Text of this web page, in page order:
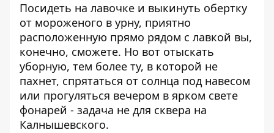
Посидеть на лавочке и выкинуть обертку
от мороженого в урну, приятно
расположенную прямо рядом с лавкой вы,
конечно, сможете. Но вот отыскать
уборную, тем более ту, в которой не
пахнет, спрятаться от солнца под навесом
или прогуляться вечером в ярком свете
фонарей - задача не для сквера на
Калнышевского.